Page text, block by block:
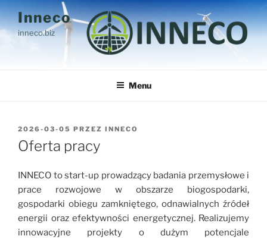
Przejdź
do
treści
Inneco
inneco.biz
Menu
OPUBLIKOWANE
W
2026-03-05 PRZEZ INNECO
Oferta pracy
INNECO to start-up prowadzący badania przemysłowe i
prace rozwojowe w obszarze biogospodarki,
gospodarki obiegu zamkniętego, odnawialnych źródeł
energii oraz efektywności energetycznej. Realizujemy
innowacyjne projekty o dużym potencjale